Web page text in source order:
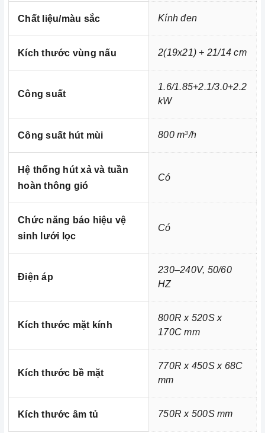
Ảnh minh họa
Chúng tôi không chỉ biết bán mà còn quan tâm đến trải nghiệm
sản phẩm và các dịch vụ sau bán hàng, b
ên cạnh việc cung
cấp và phân phối các thiết bị nhà bếp cao cấp thì vấn đề bảo trì
và bảo dưỡng sản phẩm luôn được Home Best lưu tâm.
Hotline số0933 800 899 hoặc 028 66 798989
Xem thêm chi tiết tại:
Chất liệu/màu sắc Kính đen
Kích thước vùng nấu 2(19x21) + 21/14 cm
Công suất
1.6/1.85+2.1/3.0+2.2
kW
Công suất hút mùi 800 m3/h
Hệ thống hút xả và tuần
hoàn thông gió
Có
Chức năng báo hiệu vệ
sinh lưới lọc
Có
Điện áp
230–240V, 50/60
HZ
Kích thước mặt kính
800R x 520S x
170C mm
Kích thước bề mặt
770R x 450S x 68C
mm
Kích thước âm tủ 750R x 500S mm